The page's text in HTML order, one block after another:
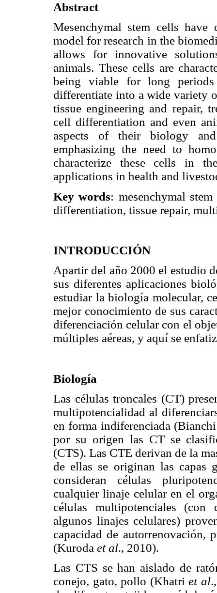
Abstract
Mesenchymal stem cells have
model for research in the
allows for innovative
animals. These cells are
being viable for long
differentiate into a wide variety
tissue engineering and repair,
cell differentiation and even
aspects of their biology and
emphasizing the need to
characterize these cells in
applications in health and
Key words: mesenchymal
differentiation, tissue repair,
INTRODUCCIÓN
Apartir del año 2000 el estudio
sus diferentes aplicaciones
estudiar la biología molecular,
mejor conocimiento de sus
diferenciación celular con el
múltiples aéreas, y aquí se
Biología
Las células troncales (CT)
multipotencialidad al
en forma indiferenciada
por su origen las CT se
(CTS). Las CTE derivan de la
de ellas se originan las capas
consideran células
cualquier linaje celular en el
células multipotenciales (con
algunos linajes celulares)
capacidad de autorrenovación,
(Kuroda et al., 2010).
Las CTS se han aislado de
conejo, gato, pollo (Khatriet al